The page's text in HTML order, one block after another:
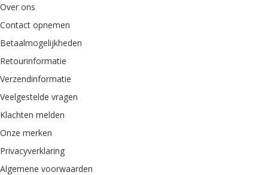
Over ons
Contact opnemen
Betaalmogelijkheden
Retourinformatie
Verzendinformatie
Veelgestelde vragen
Klachten melden
Onze merken
Privacyverklaring
Algemene voorwaarden